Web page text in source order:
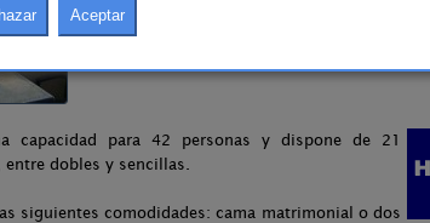
capacidad para 42 personas y dispone de 21
dobles y sencillas.
siguientes comodidades: cama matrimonial o dos